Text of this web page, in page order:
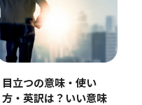
目立つの意味・使い
方・英訳は？いい意味